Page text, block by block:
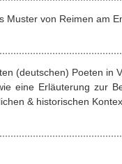
von Reimen am
(deutschen) Poeten in
eine Erläuterung zur
& historischen